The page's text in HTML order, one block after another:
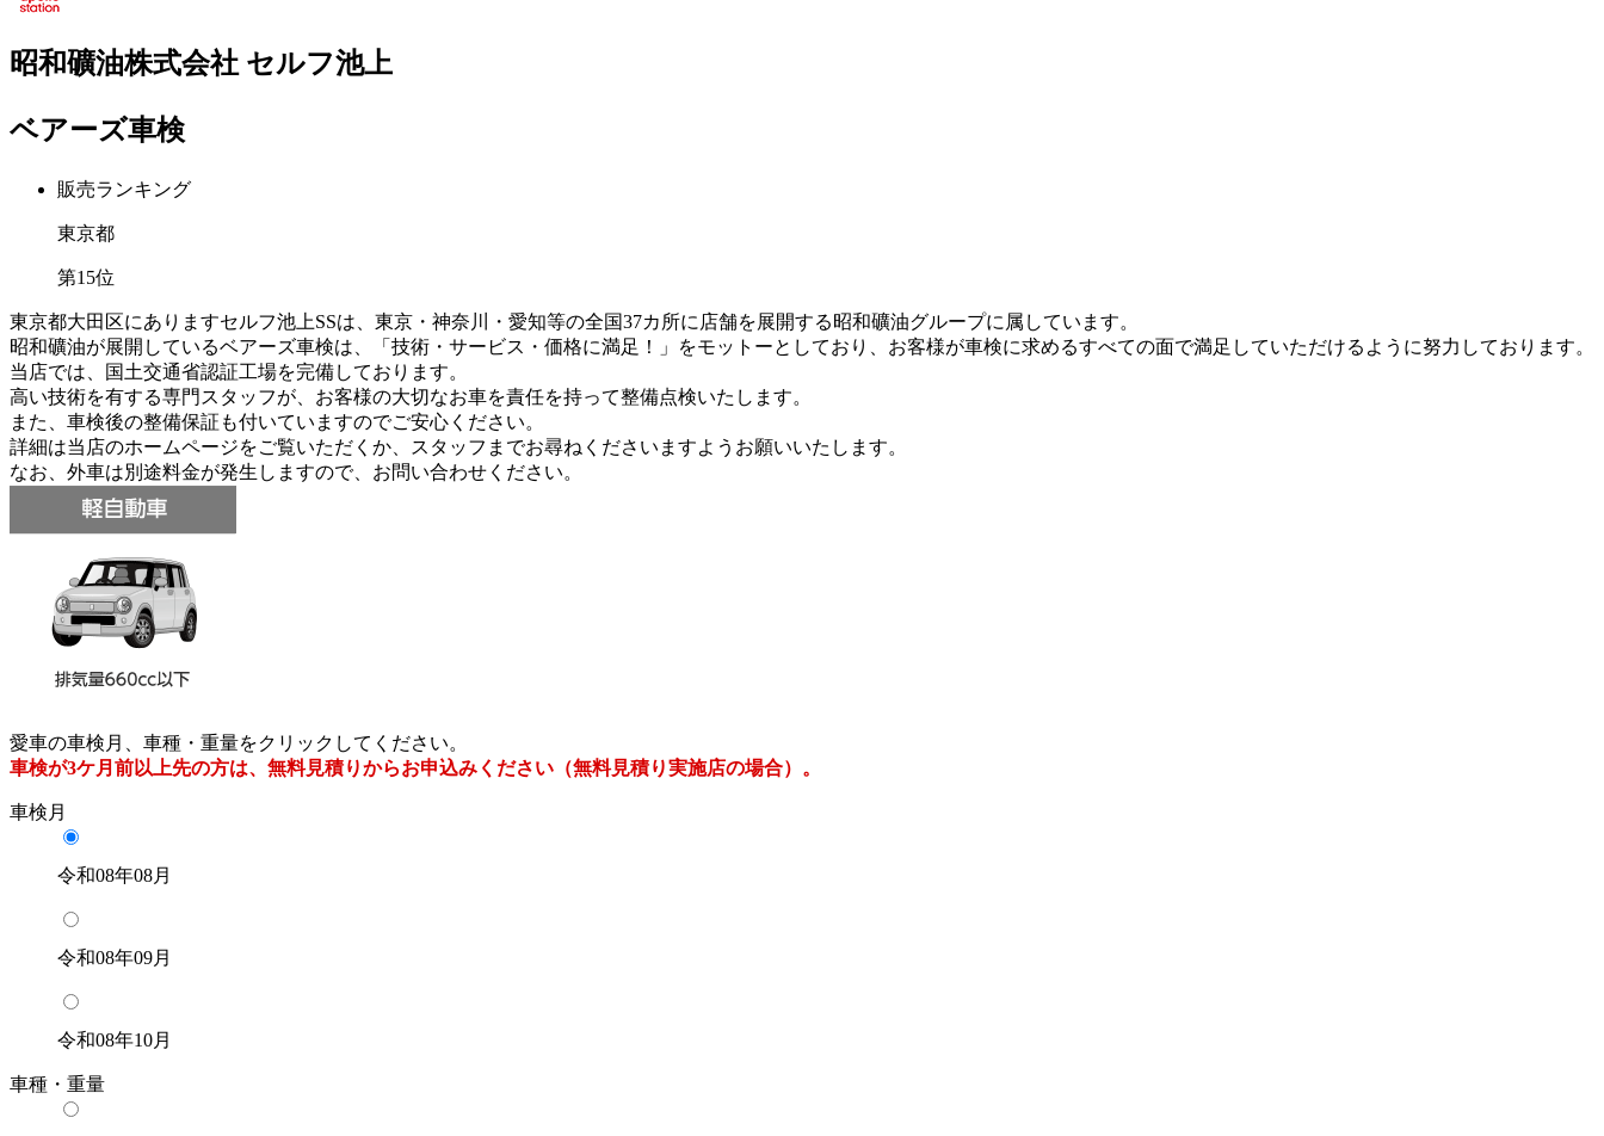
昭和礦油株式会社 セルフ池上
ベアーズ車検
販売ランキング
東京都
第15位
東京都大田区にありますセルフ池上SSは、東京・神奈川・愛知等の全国37カ所に店舗を展開する昭和礦油グループに属しています。
昭和礦油が展開しているベアーズ車検は、「技術・サービス・価格に満足！」をモットーとしており、お客様が車検に求めるすべての面で満足していただけるように努力しております。
当店では、国土交通省認証工場を完備しております。
高い技術を有する専門スタッフが、お客様の大切なお車を責任を持って整備点検いたします。
また、車検後の整備保証も付いていますのでご安心ください。
詳細は当店のホームページをご覧いただくか、スタッフまでお尋ねくださいますようお願いいたします。
なお、外車は別途料金が発生しますので、お問い合わせください。
愛車の車検月、車種・重量をクリックしてください。
車検が3ケ月前以上先の方は、無料見積りからお申込みください（無料見積り実施店の場合）。
車検月
令和08年08月
令和08年09月
令和08年10月
車種・重量